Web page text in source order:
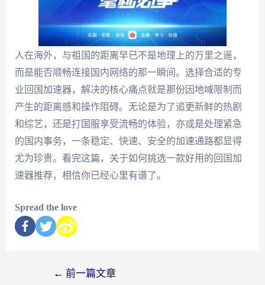
人在海外，与祖国的距离早已不是地理上的万里之遥，
而是能否顺畅连接国内网络的那一瞬间。选择合适的专
业回国加速器，解决的核心痛点就是那份因地域限制而
产生的距离感和操作阻碍。无论是为了追更新鲜的热剧
和综艺，还是打国服享受流畅的体验，亦或是处理紧急
的国内事务，一条稳定、快速、安全的加速通路都显得
尤为珍贵。看完这篇，关于如何挑选一款好用的回国加
速器推荐，相信你已经心里有谱了。
Spread the love
← 前一篇文章